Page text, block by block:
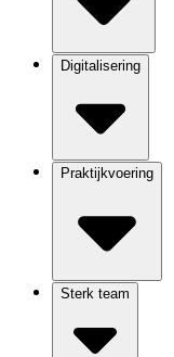
Digitalisering
Praktijkvoering
Sterk team